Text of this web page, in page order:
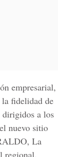
empresarial,
fidelidad de
dirigidos a los
nuevo sitio
La
regional.